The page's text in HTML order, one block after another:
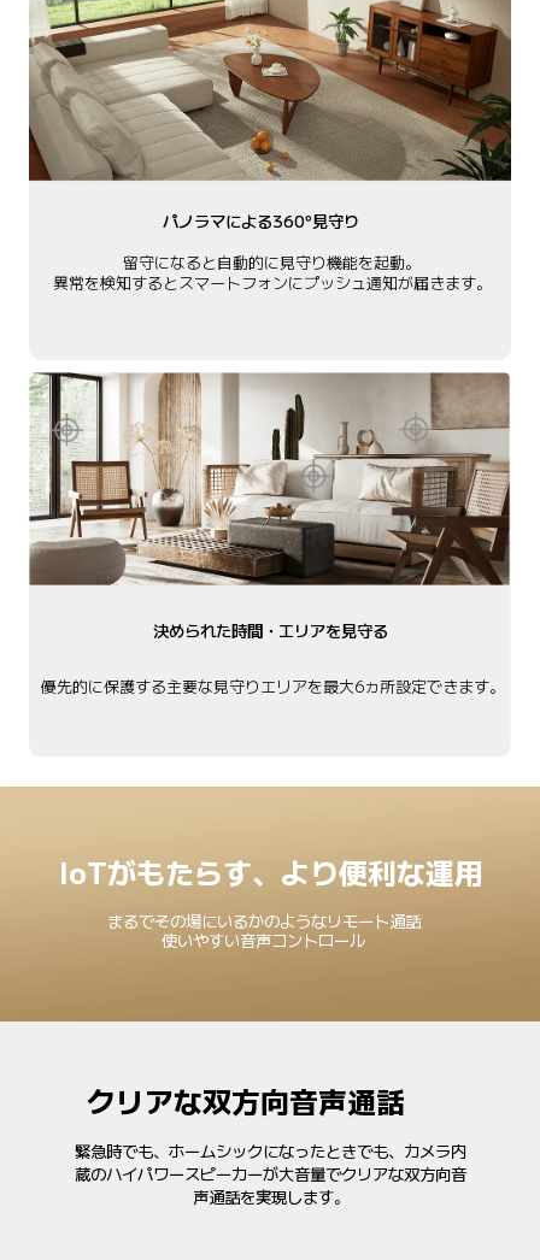
パノラマによる360°見守り
留守になると自動的に見守り機能を起動。
異常を検知するとスマートフォンにプッシュ通知が届きます。
決められた時間・エリアを見守る
優先的に保護する主要な見守りエリアを最大6ヵ所設定できます。
IoTがもたらす、より便利な運用
まるでその場にいるかのようなリモート通話
使いやすい音声コントロール
クリアな双方向音声通話
緊急時でも、ホームシックになったときでも、カメラ内
蔵のハイパワースピーカーが大音量でクリアな双方向音
声通話を実現します。